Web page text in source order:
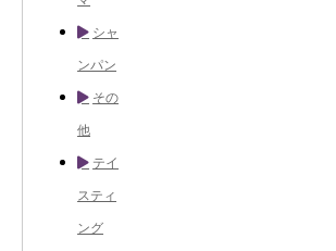
シャ
ンパン
その
他
テイ
スティ
ング